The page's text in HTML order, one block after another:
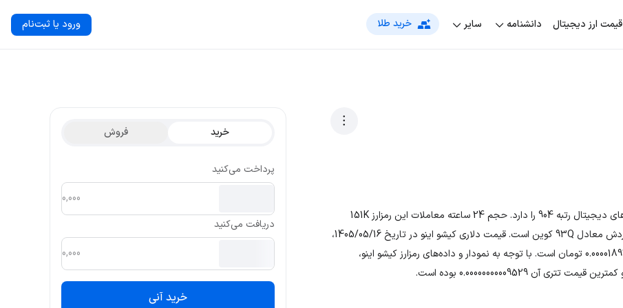
قیمت‌ ارز دیجیتال دانشنامه سایر خرید طلا ورود یا ثبت‌نام
رمزارز کیشو اینو با نماد اختصاری KISHU، در بین لیست جهانی ارزهای دیجیتال رتبه 904 را دارد. حجم 24 ساعته معاملات این رمزارز 151K
است. تعداد کل سکه‌ها 1KQ و در حال حاضر، تعداد سکه‌های در گردش معادل 93Q کوین است. قیمت دلاری کیشو اینو در تاریخ 1405/05/16،
0.00000000010084 دلار و قیمت تومانی ارز KISHU معادل 0.0000189387604 تومان است. با توجه به نمودار و داده‌های رمزارز کیشو اینو،
خرید فروش
پرداخت می‌کنید
دریافت می‌کنید
خرید آنی